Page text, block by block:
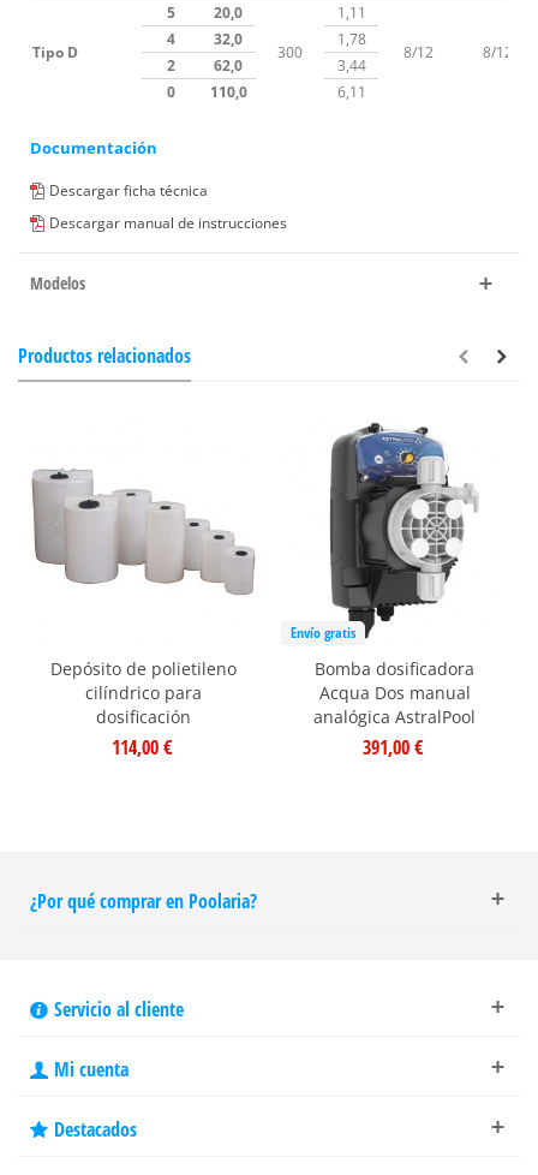
Tipo D
5
20,0
300
1,11
8/12
8/12
4 32,0
1,78
2
62,0
3,44
0
110,0 6,11
Documentación
Descargar ficha técnica
Descargar manual de instrucciones
Modelos
Productos relacionados
Depósito de polietileno
cilíndrico para
dosificación
114,00 €
Envío gratis
Bomba dosificadora
Acqua Dos manual
analógica AstralPool
391,00 €
¿Por qué comprar en Poolaria?
Servicio al cliente
Mi cuenta
Destacados